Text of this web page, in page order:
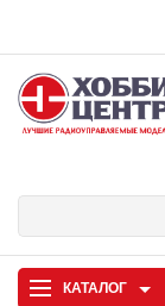
КАТАЛОГ